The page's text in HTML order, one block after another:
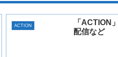
ACTION
「ACTION
配信など